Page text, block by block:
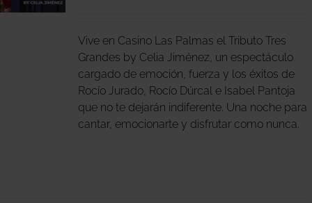
Vive en Casino Las Palmas el Tributo Tres
Grandes by Celia Jiménez, un espectáculo
cargado de emoción, fuerza y los éxitos de
Rocío Jurado, Rocío Dúrcal e Isabel Pantoja
que no te dejarán indiferente. Una noche para
cantar, emocionarte y disfrutar como nunca.